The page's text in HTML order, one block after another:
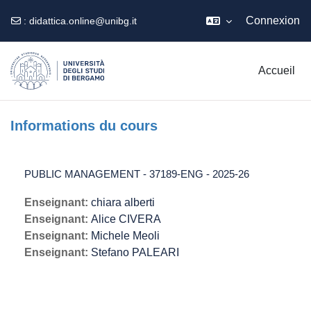
: didattica.online@unibg.it Connexion
Accueil
Informations du cours
PUBLIC MANAGEMENT - 37189-ENG - 2025-26
Enseignant: chiara alberti
Enseignant: Alice CIVERA
Enseignant: Michele Meoli
Enseignant: Stefano PALEARI